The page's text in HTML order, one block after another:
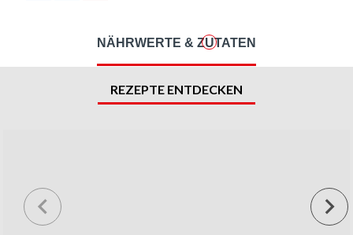
NÄHRWERTE & ZUTATEN
REZEPTE ENTDECKEN